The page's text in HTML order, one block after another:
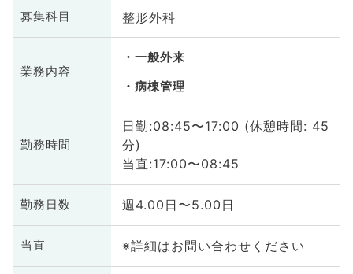
募集科目 整形外科
業務内容
一般外来
病棟管理
勤務時間
日勤:08:45〜17:00 (休憩時間: 45
分)
当直:17:00〜08:45
勤務日数 週4.00日〜5.00日
当直 ※詳細はお問い合わせください